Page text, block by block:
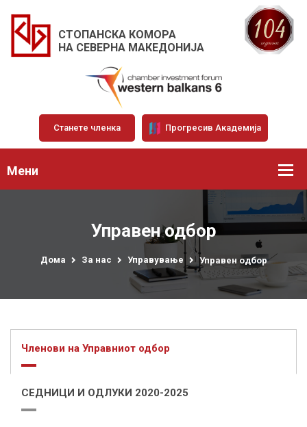
СТОПАНСКА КОМОРА
НА СЕВЕРНА МАКЕДОНИЈА
Станете членка Прогресив Академија
Мени
Управен одбор
Дома За нас Управување Управен одбор
Членови на Управниот одбор
СЕДНИЦИ И ОДЛУКИ 2020-2025